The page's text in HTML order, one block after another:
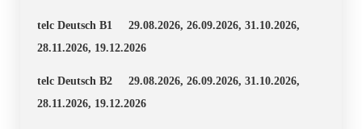
telc Deutsch B1 29.08.2026, 26.09.2026, 31.10.2026,
28.11.2026, 19.12.2026
telc Deutsch B2 29.08.2026, 26.09.2026, 31.10.2026,
28.11.2026, 19.12.2026